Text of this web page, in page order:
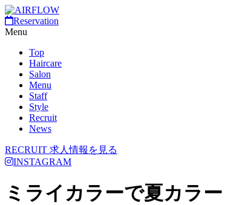
Reservation
Menu
Top
Haircare
Salon
Menu
Staff
Style
Recruit
News
RECRUIT 求人情報を見る
INSTAGRAM
ミライカラーで夏カラー